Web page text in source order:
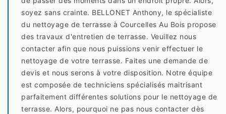
soyez sans crainte. BELLONET Anthony, le spécialiste
du nettoyage de terrasse à Courcelles Au Bois propose
des travaux d'entretien de terrasse. Veuillez nous
contacter afin que nous puissions venir effectuer le
nettoyage de votre terrasse. Faites une demande de
devis et nous serons à votre disposition. Notre équipe
est composée de techniciens spécialisés maitrisant
parfaitement différentes solutions pour le nettoyage de
terrasse. Alors, pourquoi ne pas nous contacter dès